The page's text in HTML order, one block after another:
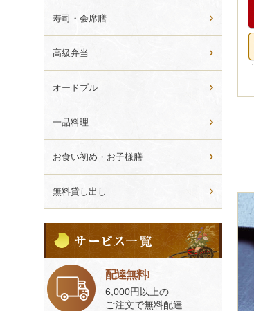
寿司・会席膳
高級弁当
オードブル
一品料理
お食い初め・お子様膳
無料貸し出し
ー
ビ
ス
一
覧
配達無料!
6,000円以上の
ご注文で無料配達